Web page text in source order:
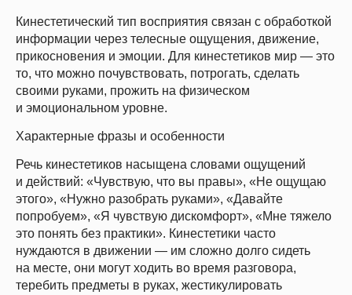
Кинестетический тип восприятия связан с обработкой
информации через телесные ощущения, движение,
прикосновения и эмоции. Для кинестетиков мир — это
то, что можно почувствовать, потрогать, сделать
своими руками, прожить на физическом
и эмоциональном уровне.
Характерные фразы и особенности
Речь кинестетиков насыщена словами ощущений
и действий: «Чувствую, что вы правы», «Не ощущаю
этого», «Нужно разобрать руками», «Давайте
попробуем», «Я чувствую дискомфорт», «Мне тяжело
это понять без практики». Кинестетики часто
нуждаются в движении — им сложно долго сидеть
на месте, они могут ходить во время разговора,
теребить предметы в руках, жестикулировать